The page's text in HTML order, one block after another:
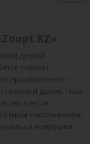
другой
товары
приобретение —
домик. Наш
клеток
наполнением:
и игрушки